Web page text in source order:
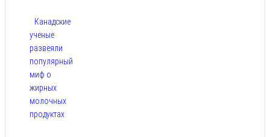
Канадские
ученые
развеяли
популярный
миф о
жирных
молочных
продуктах